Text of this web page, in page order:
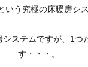
いう究極の床暖房シス
ステムですが、1つ
す・・・。